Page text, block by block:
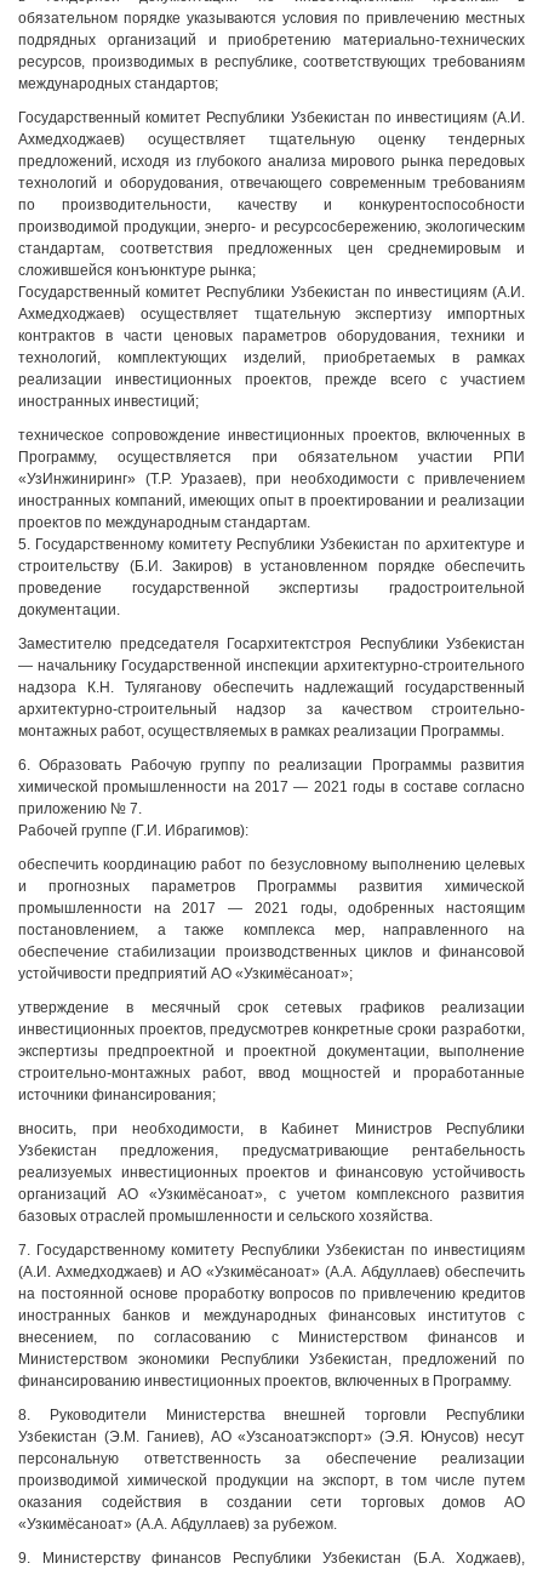
обязательном порядке указываются условия по привлечению местных
подрядных организаций и приобретению материально-технических
ресурсов, производимых в республике, соответствующих требованиям
международных стандартов;
Государственный комитет Республики Узбекистан по инвестициям (А.И.
Ахмедходжаев) осуществляет тщательную оценку тендерных
предложений, исходя из глубокого анализа мирового рынка передовых
технологий и оборудования, отвечающего современным требованиям
по производительности, качеству и конкурентоспособности
производимой продукции, энерго- и ресурсосбережению, экологическим
стандартам, соответствия предложенных цен среднемировым и
сложившейся конъюнктуре рынка;
Государственный комитет Республики Узбекистан по инвестициям (А.И.
Ахмедходжаев) осуществляет тщательную экспертизу импортных
контрактов в части ценовых параметров оборудования, техники и
технологий, комплектующих изделий, приобретаемых в рамках
реализации инвестиционных проектов, прежде всего с участием
иностранных инвестиций;
техническое сопровождение инвестиционных проектов, включенных в
Программу, осуществляется при обязательном участии РПИ
«УзИнжиниринг» (Т.Р. Уразаев), при необходимости с привлечением
иностранных компаний, имеющих опыт в проектировании и реализации
проектов по международным стандартам.
5. Государственному комитету Республики Узбекистан по архитектуре и
строительству (Б.И. Закиров) в установленном порядке обеспечить
проведение государственной экспертизы градостроительной
документации.
Заместителю председателя Госархитектстроя Республики Узбекистан
— начальнику Государственной инспекции архитектурно-строительного
надзора К.Н. Туляганову обеспечить надлежащий государственный
архитектурно-строительный надзор за качеством строительно-
монтажных работ, осуществляемых в рамках реализации Программы.
6. Образовать Рабочую группу по реализации Программы развития
химической промышленности на 2017 — 2021 годы в составе согласно
приложению № 7.
Рабочей группе (Г.И. Ибрагимов):
обеспечить координацию работ по безусловному выполнению целевых
и прогнозных параметров Программы развития химической
промышленности на 2017 — 2021 годы, одобренных настоящим
постановлением, а также комплекса мер, направленного на
обеспечение стабилизации производственных циклов и финансовой
устойчивости предприятий АО «Узкимёсаноат»;
утверждение в месячный срок сетевых графиков реализации
инвестиционных проектов, предусмотрев конкретные сроки разработки,
экспертизы предпроектной и проектной документации, выполнение
строительно-монтажных работ, ввод мощностей и проработанные
источники финансирования;
вносить, при необходимости, в Кабинет Министров Республики
Узбекистан предложения, предусматривающие рентабельность
реализуемых инвестиционных проектов и финансовую устойчивость
организаций АО «Узкимёсаноат», с учетом комплексного развития
базовых отраслей промышленности и сельского хозяйства.
7. Государственному комитету Республики Узбекистан по инвестициям
(А.И. Ахмедходжаев) и АО «Узкимёсаноат» (А.А. Абдуллаев) обеспечить
на постоянной основе проработку вопросов по привлечению кредитов
иностранных банков и международных финансовых институтов с
внесением, по согласованию с Министерством финансов и
Министерством экономики Республики Узбекистан, предложений по
финансированию инвестиционных проектов, включенных в Программу.
8. Руководители Министерства внешней торговли Республики
Узбекистан (Э.М. Ганиев), АО «Узсаноатэкспорт» (Э.Я. Юнусов) несут
персональную ответственность за обеспечение реализации
производимой химической продукции на экспорт, в том числе путем
оказания содействия в создании сети торговых домов АО
«Узкимёсаноат» (А.А. Абдуллаев) за рубежом.
9. Министерству финансов Республики Узбекистан (Б.А. Ходжаев),